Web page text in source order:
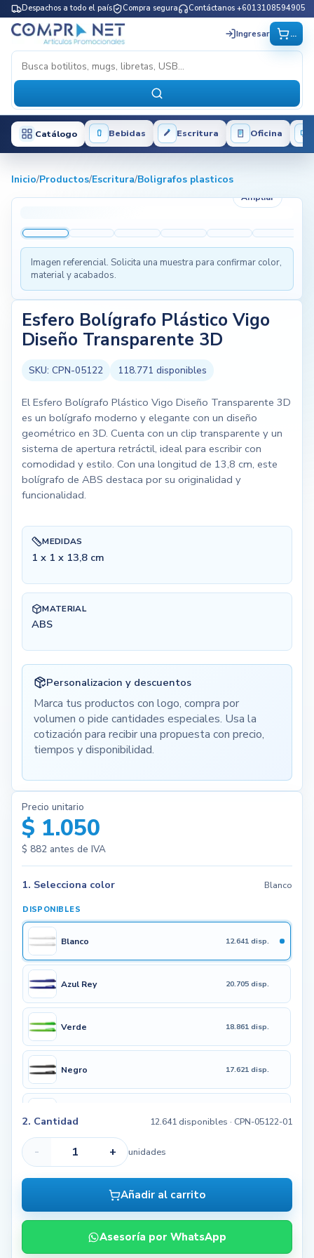
Despachos a todo el país Compra segura Contáctanos +6013108594905
Ingresar ...
Catálogo Bebidas Escritura Oficina
Inicio/Productos/Escritura/Boligrafos plasticos
Ampliar
Imagen referencial. Solicita una muestra para confirmar color,
material y acabados.
Esfero Bolígrafo Plástico Vigo
Diseño Transparente 3D
SKU: CPN-05122 118.771 disponibles
El Esfero Bolígrafo Plástico Vigo Diseño Transparente 3D
es un bolígrafo moderno y elegante con un diseño
geométrico en 3D. Cuenta con un clip transparente y un
sistema de apertura retráctil, ideal para escribir con
comodidad y estilo. Con una longitud de 13,8 cm, este
bolígrafo de ABS destaca por su originalidad y
funcionalidad.
MEDIDAS
1 x 1 x 13,8 cm
MATERIAL
ABS
Personalizacion y descuentos
Marca tus productos con logo, compra por
volumen o pide cantidades especiales. Usa la
cotización para recibir una propuesta con precio,
tiempos y disponibilidad.
Precio unitario
$ 1.050
$ 882antes de IVA
1. Selecciona color Blanco
DISPONIBLES
Blanco 12.641 disp.
Azul Rey 20.705 disp.
Verde 18.861 disp.
Negro 17.621 disp.
Rojo
2. Cantidad 12.641 disponibles · CPN-05122-01
- + unidades
Añadir al carrito
Asesoría por WhatsApp